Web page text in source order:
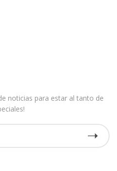
noticias para estar al tanto de